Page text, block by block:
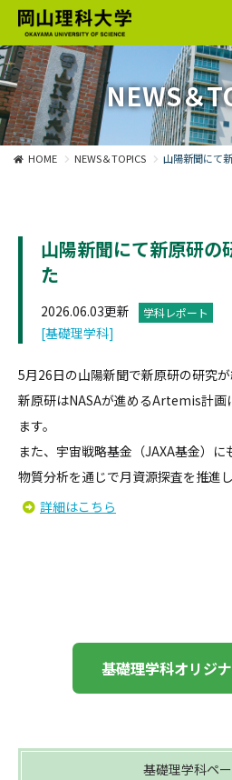
NEWS＆
HOME NEWS＆TOPICS 山陽新聞にて
山陽新聞にて新原研の
た
2026.06.03更新 学科レポート
[基礎理学科]
5月26日の山陽新聞で新原研の研究が
新原研はNASAが進めるArtemis計画
ます。
また、宇宙戦略基金（JAXA基金）に
物質分析を通じで月資源探査を推進し
詳細はこちら
基礎理学科オリジ
基礎理学科ペ